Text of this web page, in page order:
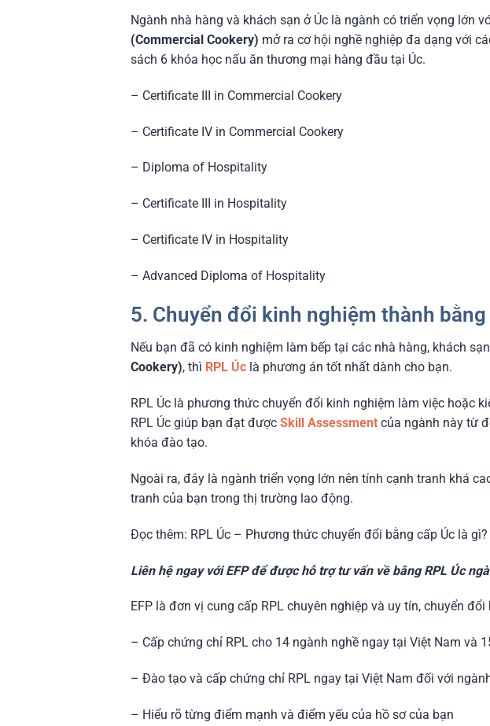
Ngành nhà hàng và khách sạn ở Úc là ngành có triển vọng lớn
(Commercial Cookery) mở ra cơ hội nghề nghiệp đa dạng với
sách 6 khóa học nấu ăn thương mại hàng đầu tại Úc.
– Certificate III in Commercial Cookery
– Certificate IV in Commercial Cookery
– Diploma of Hospitality
– Certificate III in Hospitality
– Certificate IV in Hospitality
– Advanced Diploma of Hospitality
5. Chuyển đổi kinh nghiệm thành
Nếu bạn đã có kinh nghiệm làm bếp tại các nhà hàng, khách
Cookery), thì RPL Úc là phương án tốt nhất dành cho bạn.
RPL Úc là phương thức chuyển đổi kinh nghiệm làm việc hoặc
RPL Úc giúp bạn đạt đượcSkill Assessment của ngành này từ
khóa đào tạo.
Ngoài ra, đây là ngành triển vọng lớn nên tính cạnh tranh khá
tranh của bạn trong thị trường lao động.
Đọc thêm: RPL Úc – Phương thức chuyển đổi bằng cấp Úc là gì?
Liên hệ ngay với EFP để được hỗ trợ tư vấn về bằng RPL Úc
EFP là đơn vị cung cấp RPL chuyên nghiệp và uy tín, chuyển
– Cấp chứng chỉ RPL cho 14 ngành nghề ngay tại Việt Nam và
– Đào tạo và cấp chứng chỉ RPL ngay tại Việt Nam đối với
– Hiểu rõ từng điểm mạnh và điểm yếu của hồ sơ của bạn